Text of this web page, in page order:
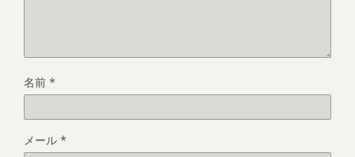
名前 *
メール *